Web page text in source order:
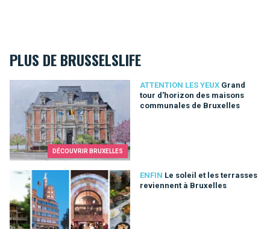
PLUS DE BRUSSELSLIFE
DÉCOUVRIR BRUXELLES
ATTENTION LES YEUX Grand
tour d'horizon des maisons
communales de Bruxelles
Grand tour d'horizon des maisons communales de Bruxelles
ENFIN Le soleil et les terrasses
reviennent à Bruxelles
Le soleil et les terrasses reviennent à Bruxelles